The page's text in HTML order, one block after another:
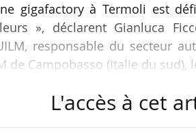
gigafactory à Termoli est
», déclarent Gianluca
responsable du secteur
de Campobasso (Italie du sud),
européenne de
L'accès à cet